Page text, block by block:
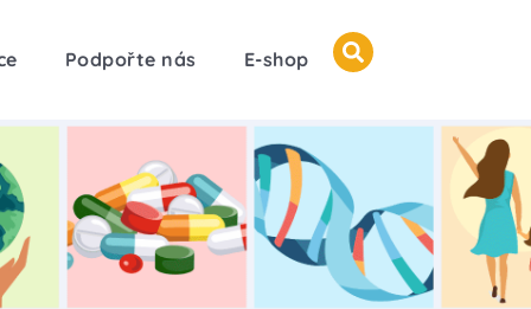
Podpořte nás E-shop